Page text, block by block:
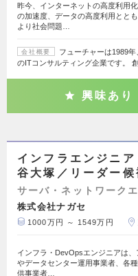
昨今、インターネットの高度利用
の加速度、データの高度利用とと
より社会問題…
会社概要
フューチャーは1989
のITコンサルティング企業です。
興味あり
インフラエンジニ
谷大塚／リーダー候
サーバ・ネットワーク
株式会社ナガセ
1000万円 ～ 1549万円
インフラ・DevOpsエンジニアは
やデータセンター運用事業者、各
供事業者…